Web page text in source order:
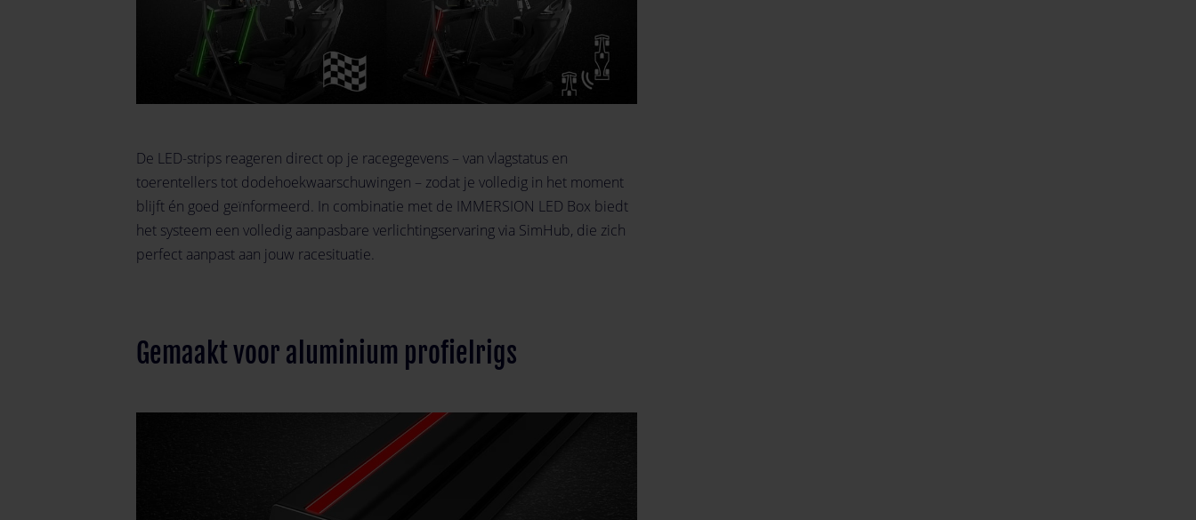
De LED-strips reageren direct op je racegegevens – van vlagstatus en
toerentellers tot dodehoekwaarschuwingen – zodat je volledig in het moment
blijft én goed geïnformeerd. In combinatie met de IMMERSION LED Box biedt
het systeem een volledig aanpasbare verlichtingservaring via SimHub, die zich
perfect aanpast aan jouw racesituatie.
Gemaakt voor aluminium profielrigs